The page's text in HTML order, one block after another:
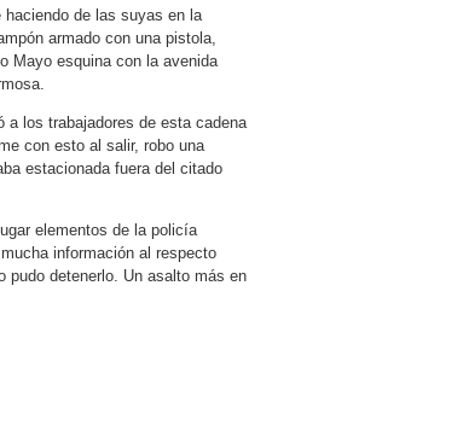
haciendo de las suyas en la
armado con una pistola,
Mayo esquina con la avenida
a los trabajadores de esta cadena
con esto al salir, robo una
estacionada fuera del citado
elementos de la policía
información al respecto
detenerlo. Un asalto más en